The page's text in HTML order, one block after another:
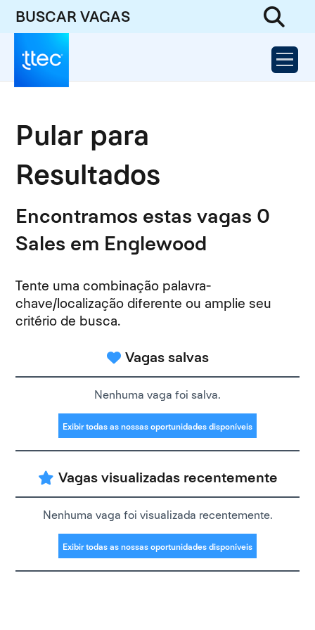
BUSCAR VAGAS
Pular para
Resultados
Encontramos estas vagas 0
Sales em Englewood
Tente uma combinação palavra-
chave/localização diferente ou amplie seu
critério de busca.
Vagas salvas
Nenhuma vaga foi salva.
Exibir todas as nossas oportunidades disponíveis
Vagas visualizadas recentemente
Nenhuma vaga foi visualizada recentemente.
Exibir todas as nossas oportunidades disponíveis